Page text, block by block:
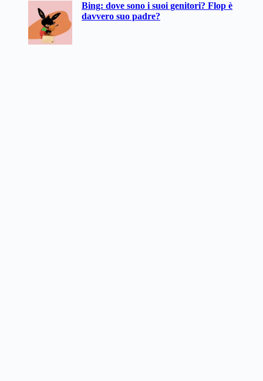
Bing: dove sono i suoi genitori? Flop è
davvero suo padre?